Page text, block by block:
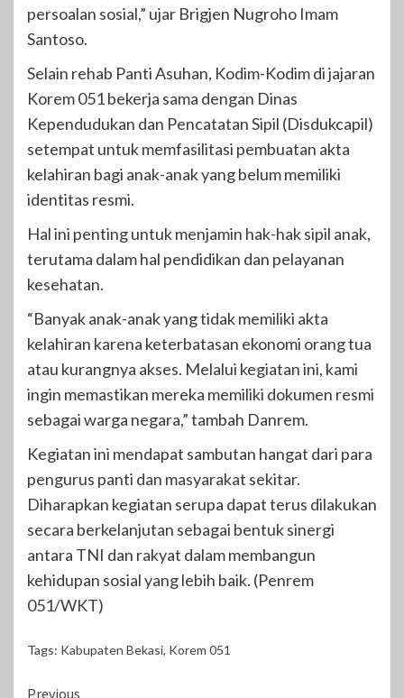
persoalan sosial,” ujar Brigjen Nugroho Imam
Santoso.
Selain rehab Panti Asuhan, Kodim-Kodim di jajaran
Korem 051 bekerja sama dengan Dinas
Kependudukan dan Pencatatan Sipil (Disdukcapil)
setempat untuk memfasilitasi pembuatan akta
kelahiran bagi anak-anak yang belum memiliki
identitas resmi.
Hal ini penting untuk menjamin hak-hak sipil anak,
terutama dalam hal pendidikan dan pelayanan
kesehatan.
“Banyak anak-anak yang tidak memiliki akta
kelahiran karena keterbatasan ekonomi orang tua
atau kurangnya akses. Melalui kegiatan ini, kami
ingin memastikan mereka memiliki dokumen resmi
sebagai warga negara,” tambah Danrem.
Kegiatan ini mendapat sambutan hangat dari para
pengurus panti dan masyarakat sekitar.
Diharapkan kegiatan serupa dapat terus dilakukan
secara berkelanjutan sebagai bentuk sinergi
antara TNI dan rakyat dalam membangun
kehidupan sosial yang lebih baik. (Penrem
051/WKT)
Tags: Kabupaten Bekasi, Korem 051
Previous